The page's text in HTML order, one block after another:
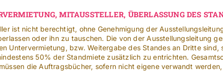
MITAUSSTELLER, ÜBERLASSUNG DES
ist nicht berechtigt, ohne Genehmigung der
oder ihn zu tauschen. Die von der Ausstellungsleitung
Untervermietung, bzw. Weitergabe des Standes an Dritte
50% der Standmiete zusätzlich zu entrichten.
die Auftragsbücher, sofern nicht eigene verwandt